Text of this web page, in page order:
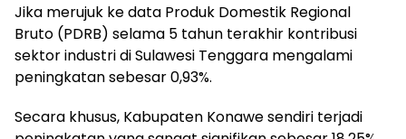
Jika merujuk ke data Produk Domestik Regional
Bruto (PDRB) selama 5 tahun terakhir kontribusi
sektor industri di Sulawesi Tenggara mengalami
peningkatan sebesar 0,93%.
Secara khusus, Kabupaten Konawe sendiri terjadi